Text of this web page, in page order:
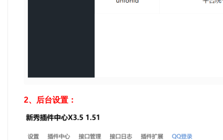
2、后台设置：